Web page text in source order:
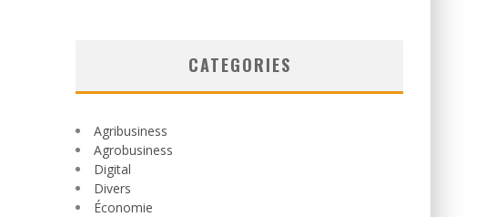
CATEGORIES
Agribusiness
Agrobusiness
Digital
Divers
Économie